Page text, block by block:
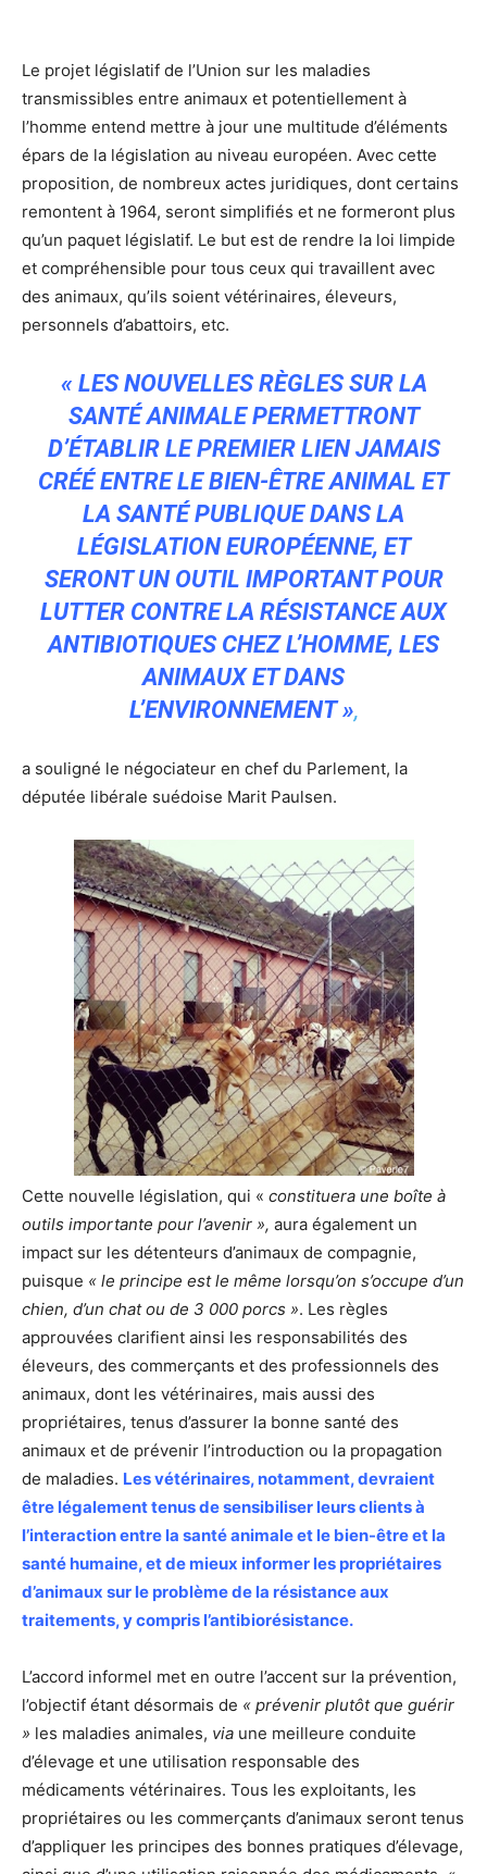
Le projet législatif de l’Union sur les maladies
transmissibles entre animaux et potentiellement à
l’homme entend mettre à jour une multitude d’éléments
épars de la législation au niveau européen. Avec cette
proposition, de nombreux actes juridiques, dont certains
remontent à 1964, seront simplifiés et ne formeront plus
qu’un paquet législatif. Le but est de rendre la loi limpide
et compréhensible pour tous ceux qui travaillent avec
des animaux, qu’ils soient vétérinaires, éleveurs,
personnels d’abattoirs, etc.
« LES NOUVELLES RÈGLES SUR LA
SANTÉ ANIMALE PERMETTRONT
D’ÉTABLIR LE PREMIER LIEN JAMAIS
CRÉÉ ENTRE LE BIEN-ÊTRE ANIMAL ET
LA SANTÉ PUBLIQUE DANS LA
LÉGISLATION EUROPÉENNE, ET
SERONT UN OUTIL IMPORTANT POUR
LUTTER CONTRE LA RÉSISTANCE AUX
ANTIBIOTIQUES CHEZ L’HOMME, LES
ANIMAUX ET DANS
L’ENVIRONNEMENT »,
a souligné le négociateur en chef du Parlement, la
députée libérale suédoise Marit Paulsen.
Cette nouvelle législation, qui « constituera une boîte à
outils importante pour l’avenir », aura également un
impact sur les détenteurs d’animaux de compagnie,
puisque « le principe est le même lorsqu’on s’occupe d’un
chien, d’un chat ou de 3 000 porcs ». Les règles
approuvées clarifient ainsi les responsabilités des
éleveurs, des commerçants et des professionnels des
animaux, dont les vétérinaires, mais aussi des
propriétaires, tenus d’assurer la bonne santé des
animaux et de prévenir l’introduction ou la propagation
de maladies. Les vétérinaires, notamment, devraient
être légalement tenus de sensibiliser leurs clients à
l’interaction entre la santé animale et le bien-être et la
santé humaine, et de mieux informer les propriétaires
d’animaux sur le problème de la résistance aux
traitements, y compris l’antibiorésistance.
L’accord informel met en outre l’accent sur la prévention,
l’objectif étant désormais de « prévenir plutôt que guérir
» les maladies animales, via une meilleure conduite
d’élevage et une utilisation responsable des
médicaments vétérinaires. Tous les exploitants, les
propriétaires ou les commerçants d’animaux seront tenus
d’appliquer les principes des bonnes pratiques d’élevage,